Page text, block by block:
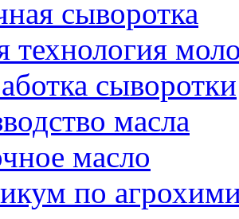
сыворотка
сыворотки
масла
масло
по